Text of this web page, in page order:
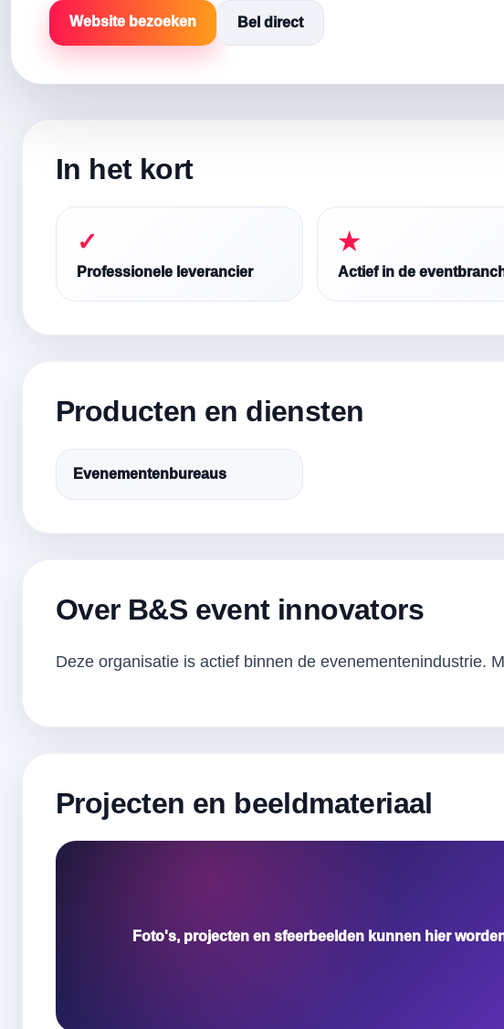
Website bezoeken Bel direct
In het kort
✓
Professionele leverancier
★
Actief in de
Producten en diensten
Evenementenbureaus
Over B&S event innovators
Deze organisatie is actief binnen de evenementenindustrie.
Projecten en beeldmateriaal
Foto's, projecten en sfeerbeelden kunnen hier